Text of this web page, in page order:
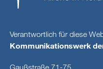
Verantwortlich für diese
Kommunikationswerk
Gaußstraße 71-75